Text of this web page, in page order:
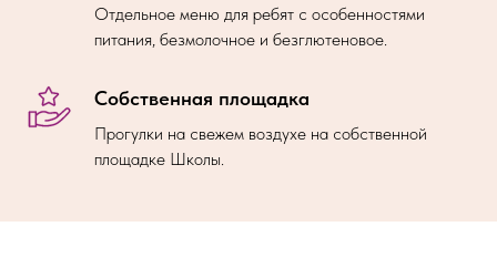
Отдельное меню для ребят с особенностями
питания, безмолочное и безглютеновое.
Собственная площадка
Прогулки на свежем воздухе на собственной
площадке Школы.